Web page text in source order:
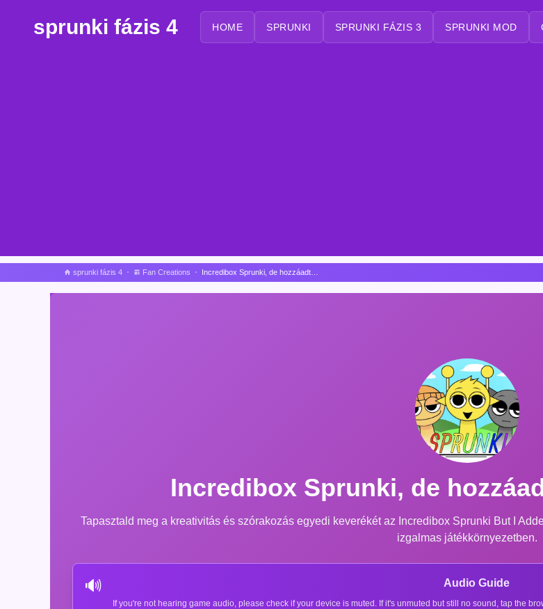
sprunki fázis 4 HOME SPRUNKI SPRUNKI FÁZIS 3 SPRUNKI MOD
sprunki fázis 4 Fan Creations
Incredibox Sprunki, de
Tapasztald meg a kreativitás és szórakozás egyedi keverékét az Incredibox Sprunki But I
izgalmas játékkörnyezetben.
🔊 Audio Guide
If you're not hearing game audio, please check if your device is muted. If it's unmuted but still no sound, tap the